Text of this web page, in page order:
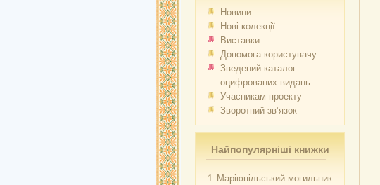
Новини
Нові колекції
Виставки
Допомога користувачу
Зведений каталог
оцифрованих видань
Учасникам проекту
Зворотний зв’язок
Найпопулярніші книжки
1. Маріюпільський могильник...